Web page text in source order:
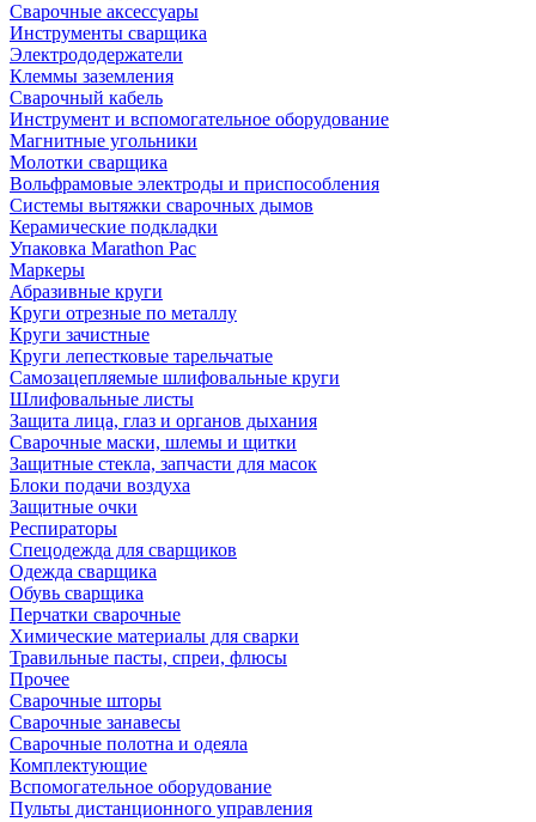
Сварочные аксессуары
Инструменты сварщика
Электрододержатели
Клеммы заземления
Сварочный кабель
Инструмент и вспомогательное оборудование
Магнитные угольники
Молотки сварщика
Вольфрамовые электроды и приспособления
Системы вытяжки сварочных дымов
Керамические подкладки
Упаковка Marathon Pac
Маркеры
Абразивные круги
Круги отрезные по металлу
Круги зачистные
Круги лепестковые тарельчатые
Самозацепляемые шлифовальные круги
Шлифовальные листы
Защита лица, глаз и органов дыхания
Сварочные маски, шлемы и щитки
Защитные стекла, запчасти для масок
Блоки подачи воздуха
Защитные очки
Респираторы
Спецодежда для сварщиков
Одежда сварщика
Обувь сварщика
Перчатки сварочные
Химические материалы для сварки
Травильные пасты, спреи, флюсы
Прочее
Сварочные шторы
Сварочные занавесы
Сварочные полотна и одеяла
Комплектующие
Вспомогательное оборудование
Пульты дистанционного управления